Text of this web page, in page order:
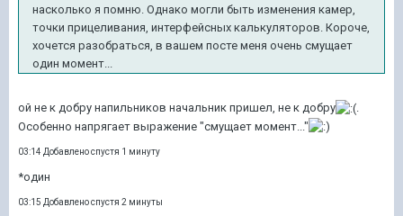
насколько я помню. Однако могли быть изменения камер,
точки прицеливания, интерфейсных калькуляторов. Короче,
хочется разобраться, в вашем посте меня очень смущает
один момент...
ой не к добру напильников начальник пришел, не к добру
.
Особенно напрягает выражение "смущает момент..."
03:14 Добавлено спустя 1 минуту
*один
03:15 Добавлено спустя 2 минуты